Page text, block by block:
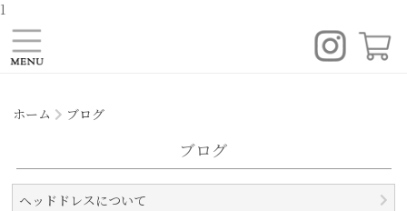
1
サイトマップ
ホーム ブログ
ブログ
ヘッドドレスについて